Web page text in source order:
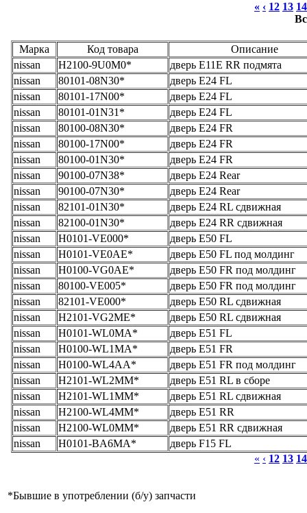
« ‹ 12 13 14
Марка Код товара
Описание
nissan
H2100-9U0M0*
дверь E11E RR подмята
nissan
80101-08N30*
дверь E24 FL
nissan
80101-17N00*
дверь E24 FL
nissan
80101-01N31*
дверь E24 FL
nissan
80100-08N30*
дверь E24 FR
nissan
80100-17N00*
дверь E24 FR
nissan
80100-01N30*
дверь E24 FR
nissan
90100-07N38*
дверь E24 Rear
nissan
90100-07N30*
дверь E24 Rear
nissan
82101-01N30*
дверь E24 RL сдвижная
nissan
82100-01N30*
дверь E24 RR сдвижная
nissan
H0101-VE000*
дверь E50 FL
nissan
H0101-VE0AE*
дверь E50 FL под молдинг
nissan
H0100-VG0AE*
дверь E50 FR под молдинг
nissan
80100-VE005*
дверь E50 FR под молдинг
nissan
82101-VE000*
дверь E50 RL сдвижная
nissan
H2101-VG2ME*
дверь E50 RL сдвижная
nissan
H0101-WL0MA*
дверь E51 FL
nissan
H0100-WL1MA*
дверь E51 FR
nissan
H0100-WL4AA*
дверь E51 FR под молдинг
nissan
H2101-WL2MM*
дверь E51 RL в сборе
nissan
H2101-WL1MM*
дверь E51 RL сдвижная
nissan
H2100-WL4MM*
дверь E51 RR
nissan
H2100-WL0MM*
дверь E51 RR сдвижная
nissan
H0101-BA6MA*
дверь F15 FL
« ‹ 12 13 14
*Бывшие в употреблении (б/y) запчасти